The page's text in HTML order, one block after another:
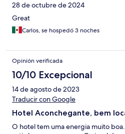
28 de octubre de 2024
Great
Carlos, se hospedó 3 noches
Opinión verificada
10/10 Excepcional
14 de agosto de 2023
Traducir con Google
Hotel Aconchegante, bem
O hotel tem uma energia muito